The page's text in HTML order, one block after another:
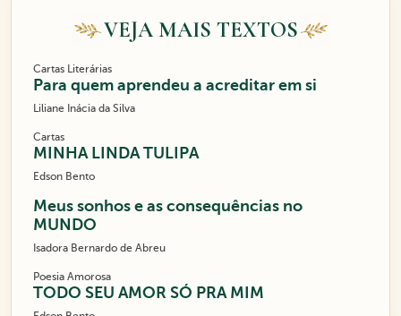
VEJA MAIS TEXTOS
Cartas Literárias
Para quem aprendeu a acreditar em si
Liliane Inácia da Silva
Cartas
MINHA LINDA TULIPA
Edson Bento
Meus sonhos e as consequências no
MUNDO
Isadora Bernardo de Abreu
Poesia Amorosa
TODO SEU AMOR SÓ PRA MIM